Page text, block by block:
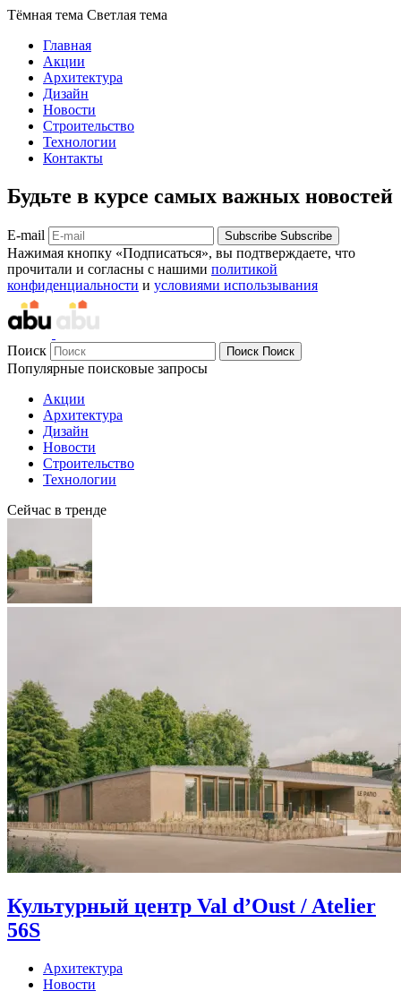
Тёмная тема Светлая тема
Главная
Акции
Архитектура
Дизайн
Новости
Строительство
Технологии
Контакты
Будьте в курсе самых важных новостей
E-mail Subscribe Subscribe
Нажимая кнопку «Подписаться», вы подтверждаете, что
прочитали и согласны с нашими политикой
конфиденциальности и условиями использывания
Поиск Поиск Поиск
Популярные поисковые запросы
Акции
Архитектура
Дизайн
Новости
Строительство
Технологии
Сейчас в тренде
Культурный центр Val d’Oust / Atelier
56S
Архитектура
Новости